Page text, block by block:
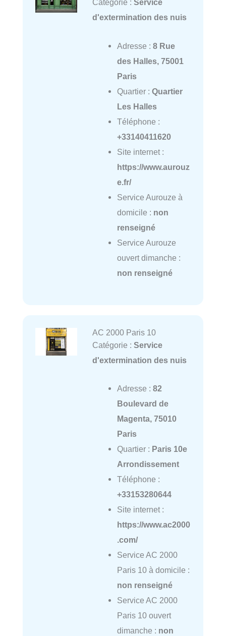
Catégorie : Service
d'extermination des nuis
Adresse : 8 Rue
des Halles, 75001
Paris
Quartier : Quartier
Les Halles
Téléphone :
+33140411620
Site internet :
https://www.aurouz
e.fr/
Service Aurouze à
domicile : non
renseigné
Service Aurouze
ouvert dimanche :
non renseigné
AC 2000 Paris 10
Catégorie : Service
d'extermination des nuis
Adresse : 82
Boulevard de
Magenta, 75010
Paris
Quartier : Paris 10e
Arrondissement
Téléphone :
+33153280644
Site internet :
https://www.ac2000
.com/
Service AC 2000
Paris 10 à domicile :
non renseigné
Service AC 2000
Paris 10 ouvert
dimanche : non